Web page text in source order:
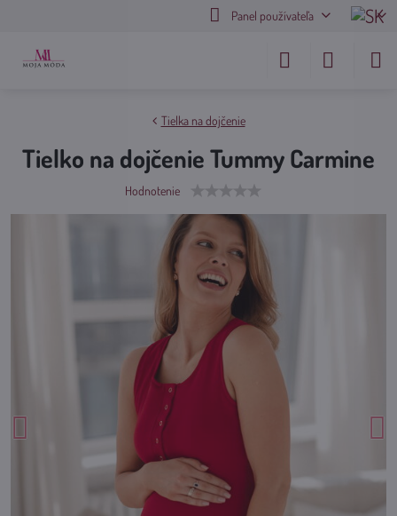
Panel používateľa
Tielka na dojčenie
Tielko na dojčenie Tummy Carmine
Hodnotenie